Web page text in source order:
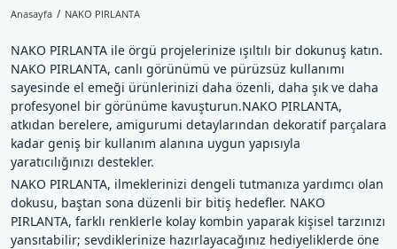
Anasayfa NAKO PIRLANTA
NAKO PIRLANTA ile örgü projelerinize ışıltılı bir dokunuş katın.
NAKO PIRLANTA, canlı görünümü ve pürüzsüz kullanımı
sayesinde el emeği ürünlerinizi daha özenli, daha şık ve daha
profesyonel bir görünüme kavuşturun.NAKO PIRLANTA,
atkıdan berelere, amigurumi detaylarından dekoratif parçalara
kadar geniş bir kullanım alanına uygun yapısıyla
yaratıcılığınızı destekler.
NAKO PIRLANTA, ilmeklerinizi dengeli tutmanıza yardımcı olan
dokusu, baştan sona düzenli bir bitiş hedefler. NAKO
PIRLANTA, farklı renklerle kolay kombin yaparak kişisel tarzınızı
yansıtabilir; sevdiklerinize hazırlayacağınız hediyeliklerde öne
Alize
Catania
Nako
Etrofil
Himalaya
Himalaya Dolphin Bİg
Koala
Kuzucuk
Anchor Muline
Bebe Yünleri
Çanta Yapım İpleri
Merserize İplik
Panç ipleri
Patik İpleri
Örgü Şişi
İğne Çeşitleri
Misinalı Şiş
Amigurumi Burun
Emzik Zinciri Malzeme
Mezuralar
Patik Tabanları